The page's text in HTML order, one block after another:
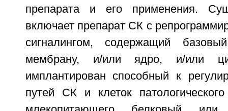
препарата и его применения.
включает препарат СК с
сигналингом, содержащий
мембрану, и/или ядро, и/или
имплантирован способный к
путей СК и клеток